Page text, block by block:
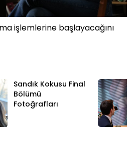
işlemlerine başlayacağını
Sandık Kokusu Final
Bölümü
Fotoğrafları